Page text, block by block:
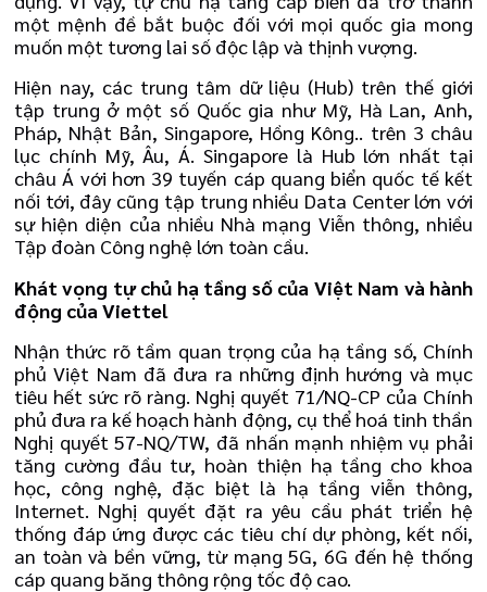
một mệnh đề bắt buộc đối với mọi quốc gia mong
muốn một tương lai số độc lập và thịnh vượng.
Hiện nay, các trung tâm dữ liệu (Hub) trên thế giới
tập trung ở một số Quốc gia như Mỹ, Hà Lan, Anh,
Pháp, Nhật Bản, Singapore, Hồng Kông.. trên 3 châu
lục chính Mỹ, Âu, Á. Singapore là Hub lớn nhất tại
châu Á với hơn 39 tuyến cáp quang biển quốc tế kết
nối tới, đây cũng tập trung nhiều Data Center lớn với
sự hiện diện của nhiều Nhà mạng Viễn thông, nhiều
Tập đoàn Công nghệ lớn toàn cầu.
Khát vọng tự chủ hạ tầng số của Việt Nam và hành
động của Viettel
Nhận thức rõ tầm quan trọng của hạ tầng số, Chính
phủ Việt Nam đã đưa ra những định hướng và mục
tiêu hết sức rõ ràng. Nghị quyết 71/NQ-CP của Chính
phủ đưa ra kế hoạch hành động, cụ thể hoá tinh thần
Nghị quyết 57-NQ/TW, đã nhấn mạnh nhiệm vụ phải
tăng cường đầu tư, hoàn thiện hạ tầng cho khoa
học, công nghệ, đặc biệt là hạ tầng viễn thông,
Internet. Nghị quyết đặt ra yêu cầu phát triển hệ
thống đáp ứng được các tiêu chí dự phòng, kết nối,
an toàn và bền vững, từ mạng 5G, 6G đến hệ thống
cáp quang băng thông rộng tốc độ cao.